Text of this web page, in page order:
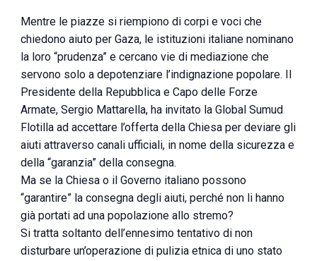
Mentre le piazze si riempiono di corpi e voci che
chiedono aiuto per Gaza, le istituzioni italiane nominano
la loro “prudenza” e cercano vie di mediazione che
servono solo a depotenziare l’indignazione popolare. Il
Presidente della Repubblica e Capo delle Forze
Armate, Sergio Mattarella, ha invitato la Global Sumud
Flotilla ad accettare l’offerta della Chiesa per deviare gli
aiuti attraverso canali ufficiali, in nome della sicurezza e
della “garanzia” della consegna.
Ma se la Chiesa o il Governo italiano possono
“garantire” la consegna degli aiuti, perché non li hanno
già portati ad una popolazione allo stremo?
Si tratta soltanto dell’ennesimo tentativo di non
disturbare un’operazione di pulizia etnica di uno stato